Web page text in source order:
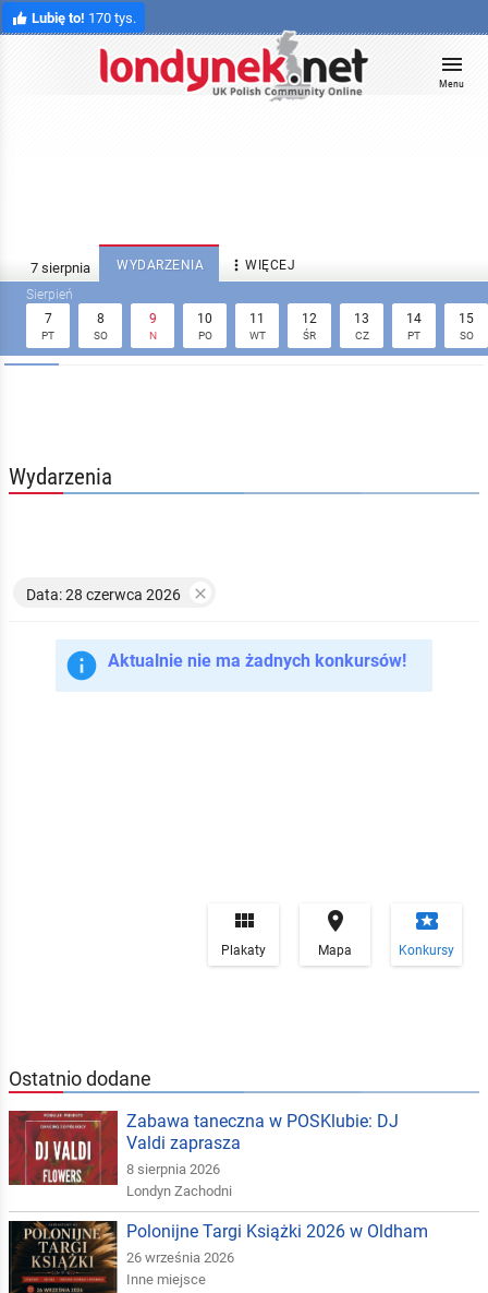
Lubię to! 170 tys.
Menu
WYDARZENIA  WIĘCEJ
7
PT
8
SO
9
N
10
PO
11
WT
12
ŚR
13
CZ
14
PT
15
SO
Wydarzenia

Plakaty

Mapa
local_play
Konkursy
Data: 28 czerwca 2026 
 Aktualnie nie ma żadnych konkursów!
Ostatnio dodane
Zabawa taneczna w POSKlubie: DJ
Valdi zaprasza
8 sierpnia 2026
Londyn Zachodni
Polonijne Targi Książki 2026 w Oldham
26 września 2026
Inne miejsce